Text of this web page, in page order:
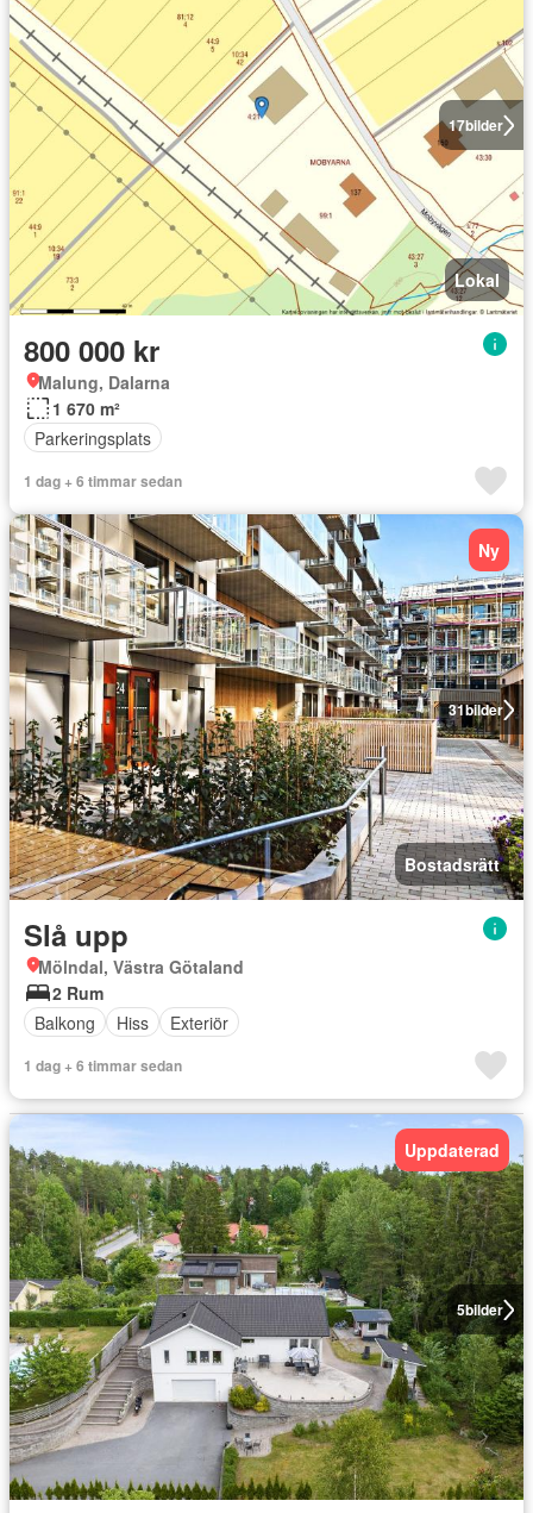
17bilder
Lokal
800 000 kr
Malung, Dalarna
1 670 m²
Parkeringsplats
1 dag + 6 timmar sedan
31bilder
Ny
Bostadsrätt
Slå upp
Mölndal, Västra Götaland
2 Rum
Balkong
Hiss Exteriör
1 dag + 6 timmar sedan
5bilder
Uppdaterad